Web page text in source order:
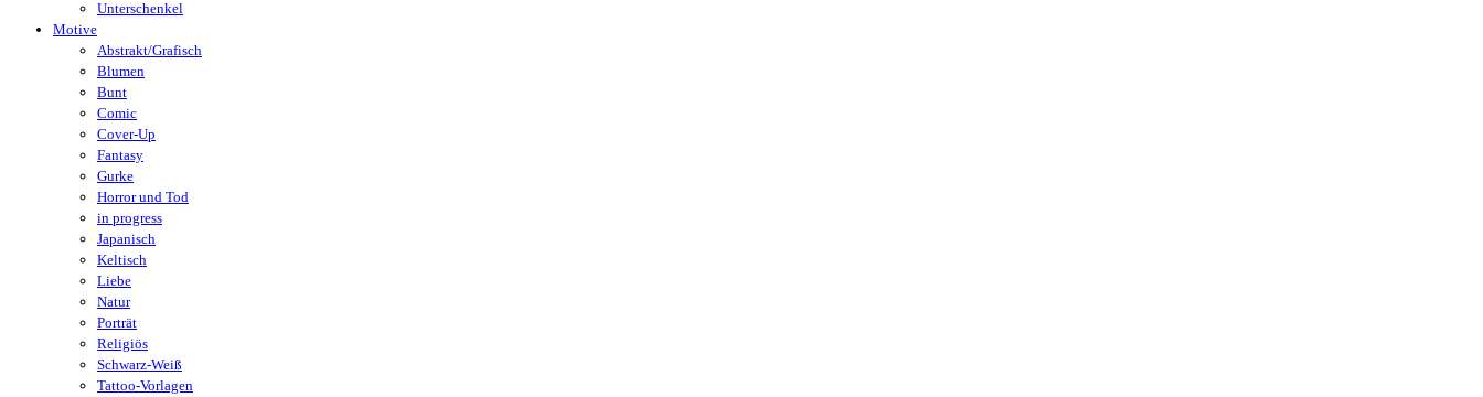
Unterschenkel
Motive
Abstrakt/Grafisch
Blumen
Bunt
Comic
Cover-Up
Fantasy
Gurke
Horror und Tod
in progress
Japanisch
Keltisch
Liebe
Natur
Porträt
Religiös
Schwarz-Weiß
Tattoo-Vorlagen